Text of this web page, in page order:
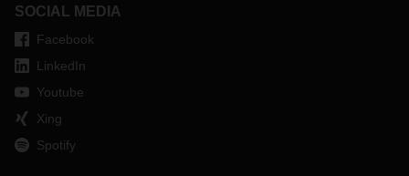
SOCIAL MEDIA
Facebook
LinkedIn
Youtube
Xing
Spotify